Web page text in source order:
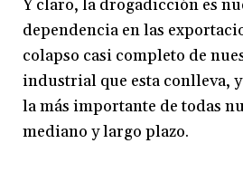
Y claro, la drogadicción es
dependencia en las
colapso casi completo de
industrial que esta conlleva,
la más importante de todas
mediano y largo plazo.